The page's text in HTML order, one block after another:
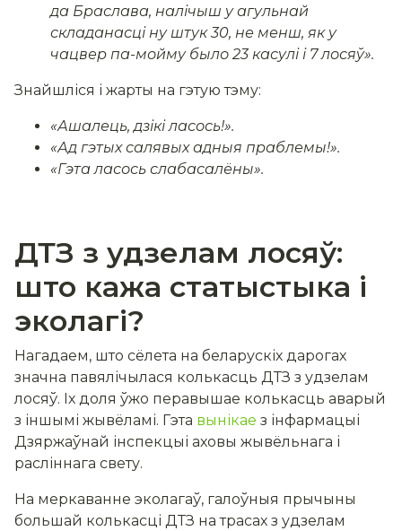
да Браслава, налічыш у агульнай
складанасці ну штук 30, не менш, як у
чацвер па-мойму было 23 касулі і 7 лосяў».
Знайшліся і жарты на гэтую тэму:
«Ашалець, дзікі ласось!».
«Ад гэтых салявых адныя праблемы!».
«Гэта ласось слабасалёны».
ДТЗ з удзелам лосяў:
што кажа статыстыка і
эколагі?
Нагадаем, што сёлета на беларускіх дарогах
значна павялічылася колькасць ДТЗ з удзелам
лосяў. Іх доля ўжо перавышае колькасць аварый
з іншымі жывёламі. Гэта вынікае з інфармацыі
Дзяржаўнай інспекцыі аховы жывёльнага і
расліннага свету.
На меркаванне эколагаў, галоўныя прычыны
большай колькасці ДТЗ на трасах з удзелам